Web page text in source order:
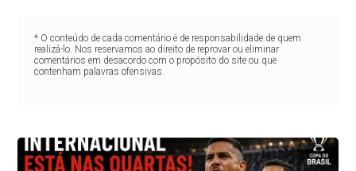
* O conteúdo de cada comentário é de responsabilidade de quem
realizá-lo. Nos reservamos ao direito de reprovar ou eliminar
comentários em desacordo com o propósito do site ou que
contenham palavras ofensivas.